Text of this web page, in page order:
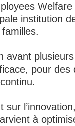
institution
avant
pour
sur
à